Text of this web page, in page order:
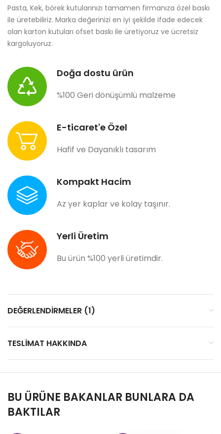
Pasta, Kek, börek kutularınızı tamamen firmanıza özel baskı
ile üretebiliriz. Marka değerinizi en iyi şekilde ifade edecek
olan karton kutuları ofset baskı ile üretiyoruz ve ücretsiz
kargoluyoruz.
Doğa dostu ürün
%100 Geri dönüşümlü malzeme
E-ticaret'e Özel
Hafif ve Dayanıklı tasarım
Kompakt Hacim
Az yer kaplar ve kolay taşınır.
Yerli Üretim
Bu ürün %100 yerli üretimdir.
DEĞERLENDIRMELER (1)
TESLIMAT HAKKINDA
BU ÜRÜNE BAKANLAR BUNLARA DA
BAKTILAR